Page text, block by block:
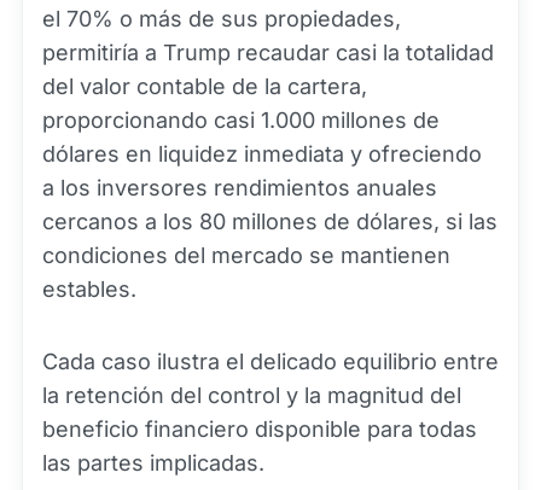
el 70% o más de sus propiedades,
permitiría a Trump recaudar casi la totalidad
del valor contable de la cartera,
proporcionando casi 1.000 millones de
dólares en liquidez inmediata y ofreciendo
a los inversores rendimientos anuales
cercanos a los 80 millones de dólares, si las
condiciones del mercado se mantienen
estables.
Cada caso ilustra el delicado equilibrio entre
la retención del control y la magnitud del
beneficio financiero disponible para todas
las partes implicadas.